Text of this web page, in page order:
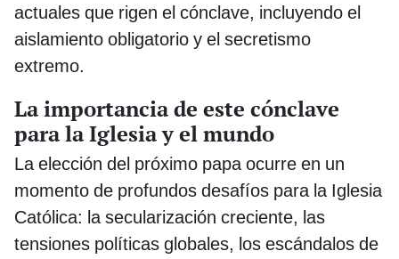
actuales que rigen el cónclave, incluyendo el
aislamiento obligatorio y el secretismo
extremo.
La importancia de este cónclave
para la Iglesia y el mundo
La elección del próximo papa ocurre en un
momento de profundos desafíos para la Iglesia
Católica: la secularización creciente, las
tensiones políticas globales, los escándalos de